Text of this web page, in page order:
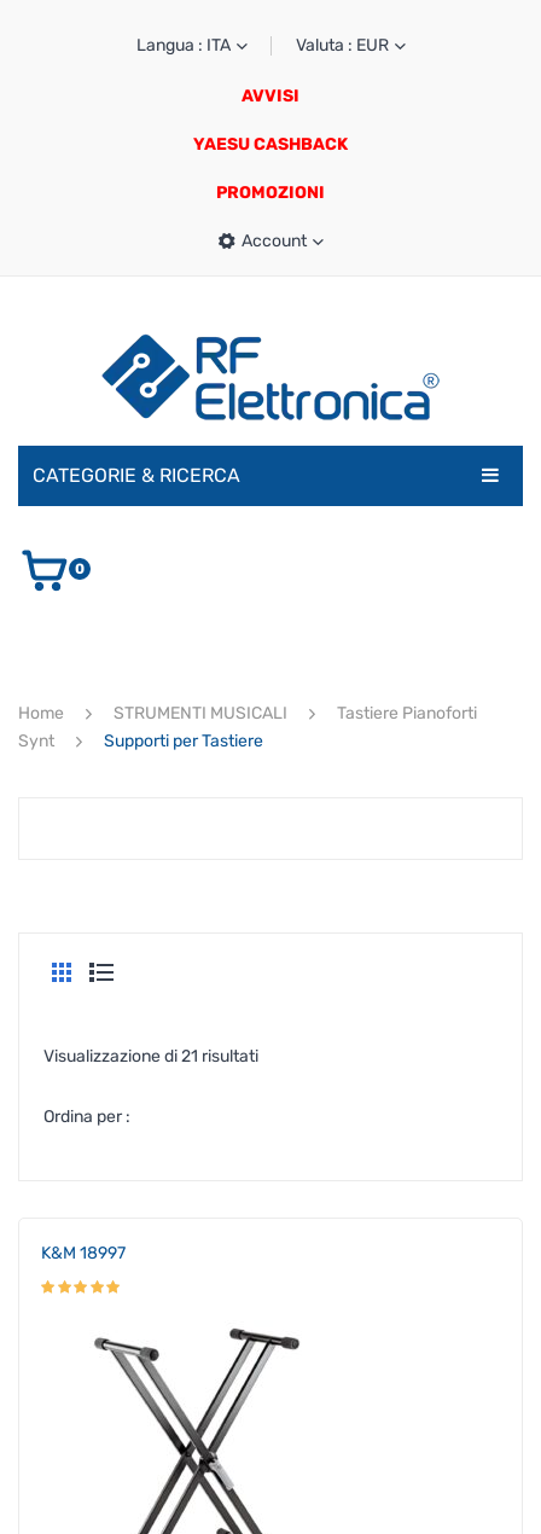
Langua : ITA Valuta : EUR
AVVISI
YAESU CASHBACK
PROMOZIONI
Account
CATEGORIE & RICERCA
AUDIO E VIDEO
ULTIMI ARRIVI
0
Home STRUMENTI MUSICALI
Tastiere Pianoforti
Synt
Supporti per Tastiere
Visualizzazione di 21 risultatiPopolarità
Ordina per :
K&M 18997